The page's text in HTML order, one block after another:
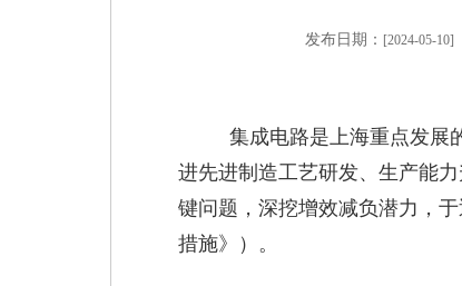
发布日期： [2024-05-10]
集成电路是上海重点发展
进先进制造工艺研发、生产能
键问题，深挖增效减负潜力，
措施》）。